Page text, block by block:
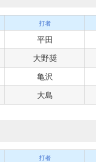
打者
平田
大野奨
亀沢
大島
打者